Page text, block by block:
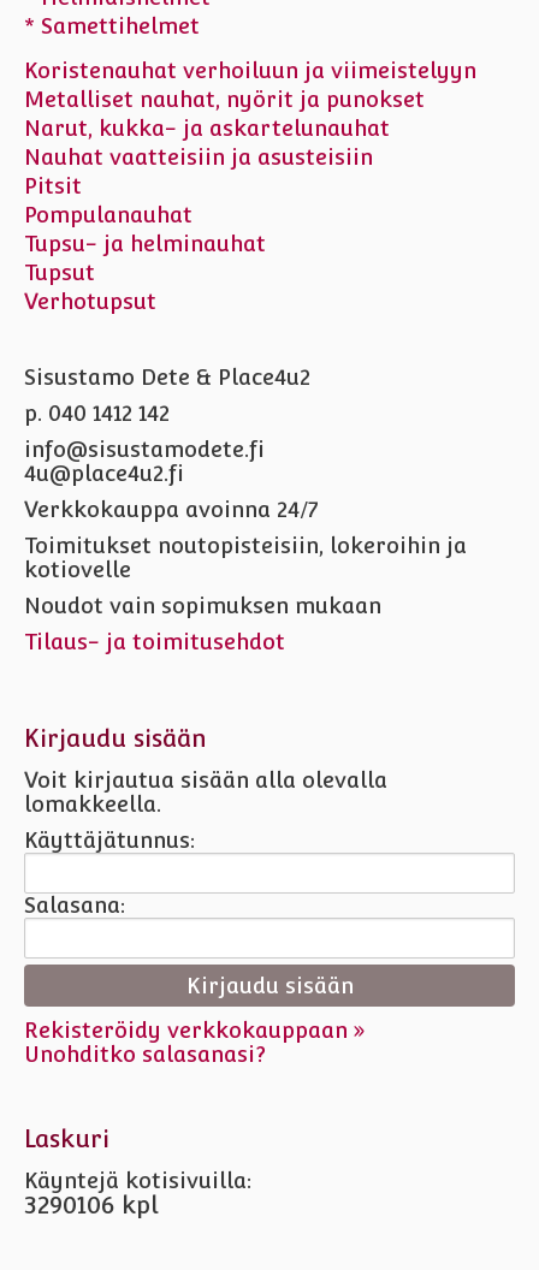
* Samettihelmet
Koristenauhat verhoiluun ja viimeistelyyn
Metalliset nauhat, nyörit ja punokset
Narut, kukka- ja askartelunauhat
Nauhat vaatteisiin ja asusteisiin
Pitsit
Pompulanauhat
Tupsu- ja helminauhat
Tupsut
Verhotupsut
Sisustamo Dete & Place4u2
p. 040 1412 142
info@sisustamodete.fi
4u@place4u2.fi
Verkkokauppa avoinna 24/7
Toimitukset noutopisteisiin, lokeroihin ja
kotiovelle
Noudot vain sopimuksen mukaan
Tilaus- ja toimitusehdot
Kirjaudu sisään
Voit kirjautua sisään alla olevalla
lomakkeella.
Käyttäjätunnus:
Salasana:
Rekisteröidy verkkokauppaan »
Unohditko salasanasi?
Laskuri
Käyntejä kotisivuilla:
3290106 kpl